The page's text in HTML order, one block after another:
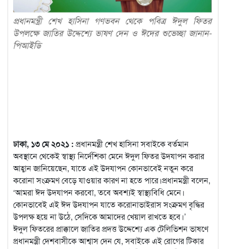
ঢাকা, ১৩ মে ২০২১ : প্রধানমন্ত্রী শেখ হাসিনা সবাইকে বর্তমান
অবস্থানে থেকেই স্বাস্থ্য নির্দেশিকা মেনে ঈদুল ফিতর উদযাপন করার
আহ্বান জানিয়েছেন, যাতে এই উদযাপন কোনভাবেই নতুন করে
করোনা সংক্রমণ বেড়ে যাওয়ার কারণ না হতে পারে।প্রধানমন্ত্রী বলেন,
‘আমরা ঈদ উদযাপন করবো, তবে অবশ্যই স্বাস্থ্যবিধি মেনে।
কোনভাবেই এই ঈদ উদযাপন যাতে করোনাভাইরাস সংক্রমণ বৃদ্ধির
উপলক্ষ হয়ে না উঠে, সেদিকে আমাদের খেয়াল রাখতে হবে।’
ঈদুল ফিতরের প্রাক্কালে জাতির প্রদত্ত উদ্দেশ্যে এক টেলিভিশন ভাষণে
প্রধানমন্ত্রী দেশবাসীকে আশ্বাস দেন যে, সবাইকে এই রোগের টিকার